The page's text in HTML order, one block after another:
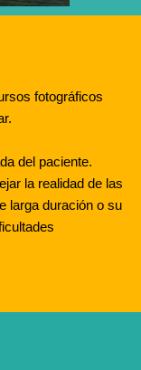
fotográficos
del paciente.
la realidad de las
larga duración o su